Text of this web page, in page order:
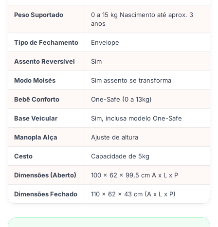
Peso Suportado
0 a 15 kg Nascimento até aprox. 3
anos
Tipo de Fechamento Envelope
Assento Reversível Sim
Modo Moisés Sim assento se transforma
Bebê Conforto One-Safe (0 a 13kg)
Base Veicular Sim, inclusa modelo One-Safe
Manopla Alça Ajuste de altura
Cesto Capacidade de 5kg
Dimensões (Aberto) 100 x 62 x 99,5 cm A x L x P
Dimensões Fechado 110 x 62 x 43 cm (A x L x P)